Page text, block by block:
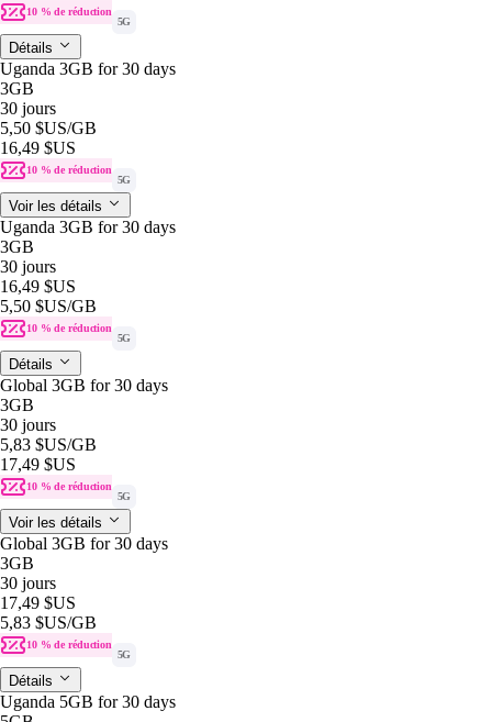
10 % de réduction
5G
Détails
Uganda 3GB for 30 days
3GB
30 jours
5,50 $US/GB
16,49 $US
10 % de réduction
5G
Voir les détails
Uganda 3GB for 30 days
3GB
30 jours
16,49 $US
5,50 $US/GB
10 % de réduction
5G
Détails
Global 3GB for 30 days
3GB
30 jours
5,83 $US/GB
17,49 $US
10 % de réduction
5G
Voir les détails
Global 3GB for 30 days
3GB
30 jours
17,49 $US
5,83 $US/GB
10 % de réduction
5G
Détails
Uganda 5GB for 30 days